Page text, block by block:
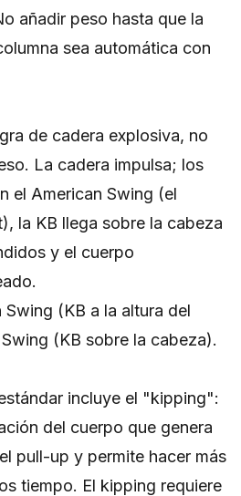
añadir peso hasta que la
sea automática con
de cadera explosiva, no
La cadera impulsa; los
el American Swing (el
la KB llega sobre la cabeza
y el cuerpo
Swing (KB a la altura del
(KB sobre la cabeza).
incluye el "kipping":
del cuerpo que genera
pull-up y permite hacer más
tiempo. El kipping requiere